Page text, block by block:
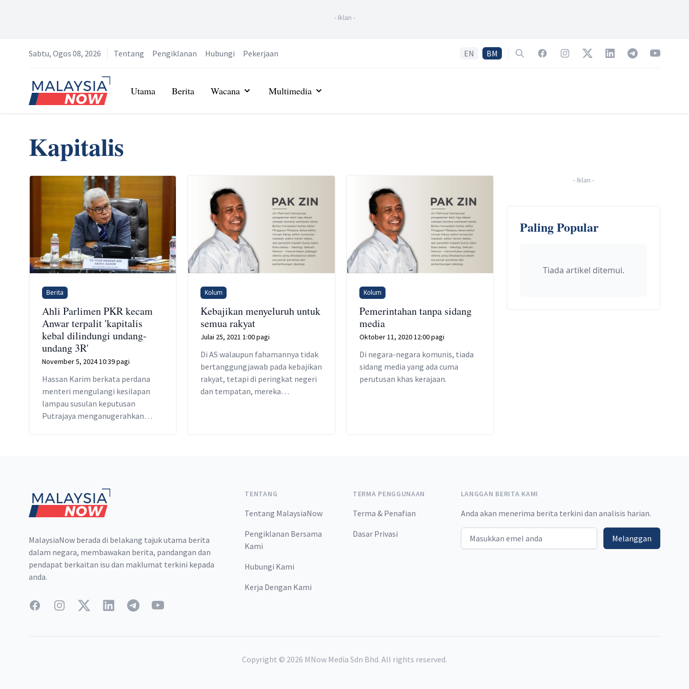
- Iklan -
Sabtu, Ogos 08, 2026 Tentang Pengiklanan Hubungi Pekerjaan EN BM SearchFacebookInstagramTwitterLinkedInTelegramYouTube
Home
Utama Berita Wacana Multimedia
Kapitalis
Berita
Ahli Parlimen PKR kecam
Anwar terpalit 'kapitalis
kebal dilindungi undang-
undang 3R'
November 5, 2024 10:39 pagi
Hassan Karim berkata perdana
menteri mengulangi kesilapan
lampau susulan keputusan
Putrajaya menganugerahkan
Kolum
Kebajikan menyeluruh untuk
semua rakyat
Julai 25, 2021 1:00 pagi
Di AS walaupun fahamannya tidak
bertanggungjawab pada kebajikan
rakyat, tetapi di peringkat negeri
dan tempatan, mereka
Kolum
Pemerintahan tanpa sidang
media
Oktober 11, 2020 12:00 pagi
Di negara-negara komunis, tiada
sidang media yang ada cuma
perutusan khas kerajaan.
- Iklan -
Paling Popular
Tiada artikel ditemui.
MalaysiaNow berada di belakang tajuk utama berita
dalam negara, membawakan berita, pandangan dan
pendapat berkaitan isu dan maklumat terkini kepada
anda.
FacebookInstagramTwitterLinkedInTelegramYouTube
TENTANG
Tentang MalaysiaNow
Pengiklanan Bersama
Kami
Hubungi Kami
Kerja Dengan Kami
TERMA PENGGUNAAN
Terma & Penafian
Dasar Privasi
LANGGAN BERITA KAMI
Anda akan menerima berita terkini dan analisis harian.
Email address Melanggan
Copyright © 2026 MNow Media Sdn Bhd. All rights reserved.